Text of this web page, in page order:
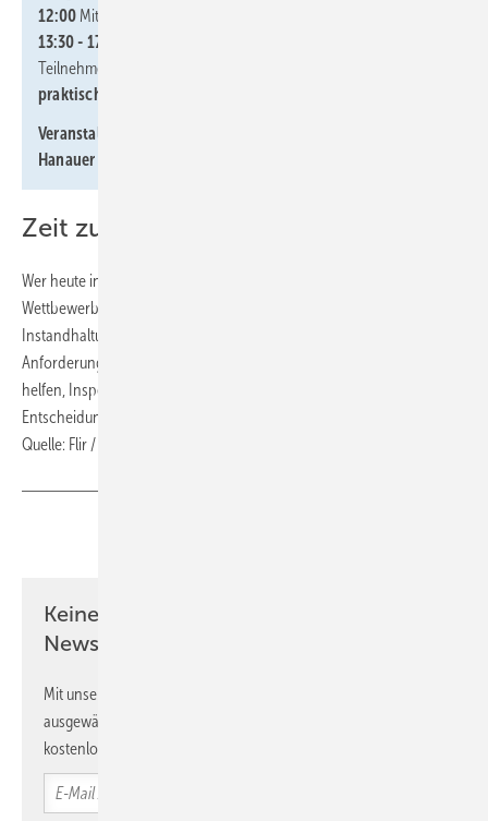
12:00 Mittagessen
13:30 - 17:00
Teilnehmern gerne für
praktische Einblicke
Veranstaltungsort
Hanauer Landstraße 200, 60314 Frankfurt am Main
Zeit zu Handeln
Wer heute investiert, sichert sich jetzt Effizienz, Nachhaltigkeit und
Wettbewerbsfähigkeit für die Zukunft. Flir unterstützt
Instandhaltungsprofis dabei mit intelligenten, auf ihre individuellen
Anforderungen zugeschnittenen Lösungen: Mit Werkzeugen, die
helfen, Inspektionen zu strukturieren, Daten effizient zu erfassen und
Entscheidungen auf einer verlässlichen Grundlage zu treffen ■
Quelle: Flir / fl
Keine Zeit? Kein Problem mit dem SBZ
Newsletter!
Mit unserem Newsletter erhalten Sie regelmäßig von uns
ausgewählte Informationen und Neuigkeiten, gebündelt und
kostenlos direkt ins Postfach.